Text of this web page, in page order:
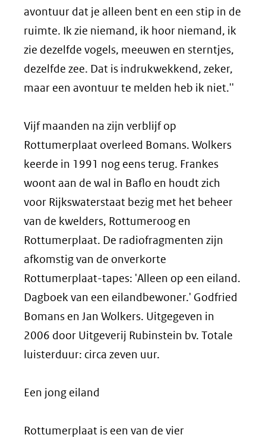
avontuur dat je alleen bent en een stip in de
ruimte. Ik zie niemand, ik hoor niemand, ik
zie dezelfde vogels, meeuwen en sterntjes,
dezelfde zee. Dat is indrukwekkend, zeker,
maar een avontuur te melden heb ik niet.''
Vijf maanden na zijn verblijf op
Rottumerplaat overleed Bomans. Wolkers
keerde in 1991 nog eens terug. Frankes
woont aan de wal in Baflo en houdt zich
voor Rijkswaterstaat bezig met het beheer
van de kwelders, Rottumeroog en
Rottumerplaat. De radiofragmenten zijn
afkomstig van de onverkorte
Rottumerplaat-tapes: 'Alleen op een eiland.
Dagboek van een eilandbewoner.' Godfried
Bomans en Jan Wolkers. Uitgegeven in
2006 door Uitgeverij Rubinstein bv. Totale
luisterduur: circa zeven uur.
Een jong eiland
Rottumerplaat is een van de vier